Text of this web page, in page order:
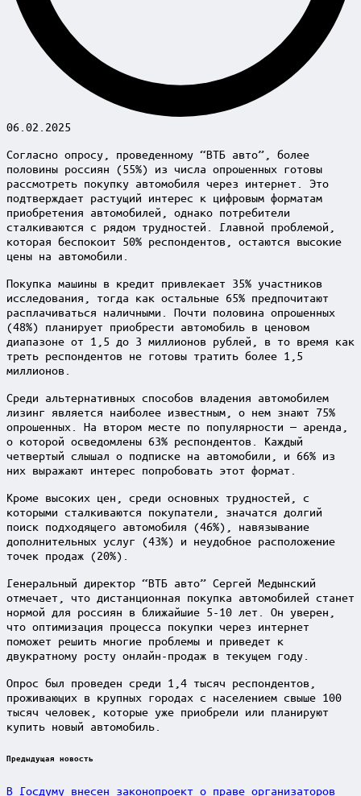
06.02.2025
Согласно опросу, проведенному “ВТБ авто”, более
половины россиян (55%) из числа опрошенных готовы
рассмотреть покупку автомобиля через интернет. Это
подтверждает растущий интерес к цифровым форматам
приобретения автомобилей, однако потребители
сталкиваются с рядом трудностей. Главной проблемой,
которая беспокоит 50% респондентов, остаются высокие
цены на автомобили.
Покупка машины в кредит привлекает 35% участников
исследования, тогда как остальные 65% предпочитают
расплачиваться наличными. Почти половина опрошенных
(48%) планирует приобрести автомобиль в ценовом
диапазоне от 1,5 до 3 миллионов рублей, в то время как
треть респондентов не готовы тратить более 1,5
миллионов.
Среди альтернативных способов владения автомобилем
лизинг является наиболее известным, о нем знают 75%
опрошенных. На втором месте по популярности — аренда,
о которой осведомлены 63% респондентов. Каждый
четвертый слышал о подписке на автомобили, и 66% из
них выражают интерес попробовать этот формат.
Кроме высоких цен, среди основных трудностей, с
которыми сталкиваются покупатели, значатся долгий
поиск подходящего автомобиля (46%), навязывание
дополнительных услуг (43%) и неудобное расположение
точек продаж (20%).
Генеральный директор “ВТБ авто” Сергей Медынский
отмечает, что дистанционная покупка автомобилей станет
нормой для россиян в ближайшие 5-10 лет. Он уверен,
что оптимизация процесса покупки через интернет
поможет решить многие проблемы и приведет к
двукратному росту онлайн-продаж в текущем году.
Опрос был проведен среди 1,4 тысяч респондентов,
проживающих в крупных городах с населением свыше 100
тысяч человек, которые уже приобрели или планируют
купить новый автомобиль.
Post
Предыдущая новость
В Госдуму внесен законопроект о праве организаторов